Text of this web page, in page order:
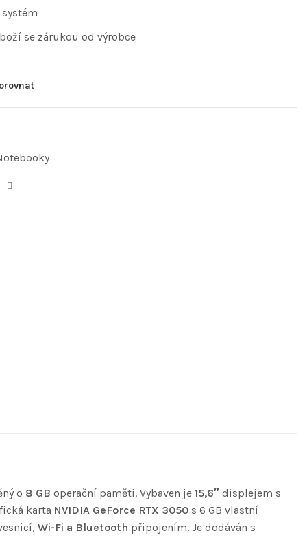
se zárukou od výrobce
o 8 GB operační paměti. Vybaven je 15,6″ displejem s
karta NVIDIA GeForce RTX 3050 s 6 GB vlastní
Wi-Fi a Bluetooth připojením. Je dodáván s